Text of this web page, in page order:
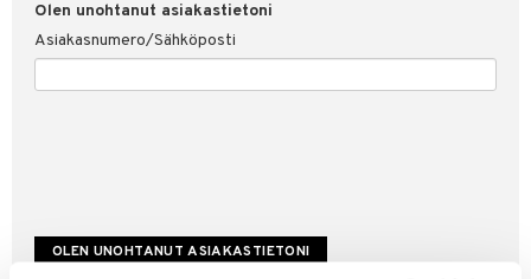
Olen unohtanut asiakastietoni
Asiakasnumero/Sähköposti